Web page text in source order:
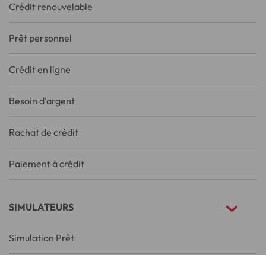
Crédit renouvelable
Prêt personnel
Crédit en ligne
Besoin d'argent
Rachat de crédit
Paiement à crédit
SIMULATEURS
Simulation Prêt